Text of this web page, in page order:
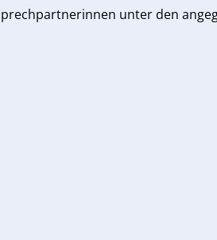
unter den